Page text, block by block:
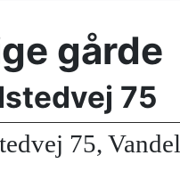
gårde
75
75, Vandel